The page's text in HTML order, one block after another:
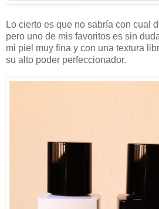
Lo cierto es que no sabría con cual
pero uno de mis favoritos es sin
mi piel muy fina y con una textura
su alto poder perfeccionador.